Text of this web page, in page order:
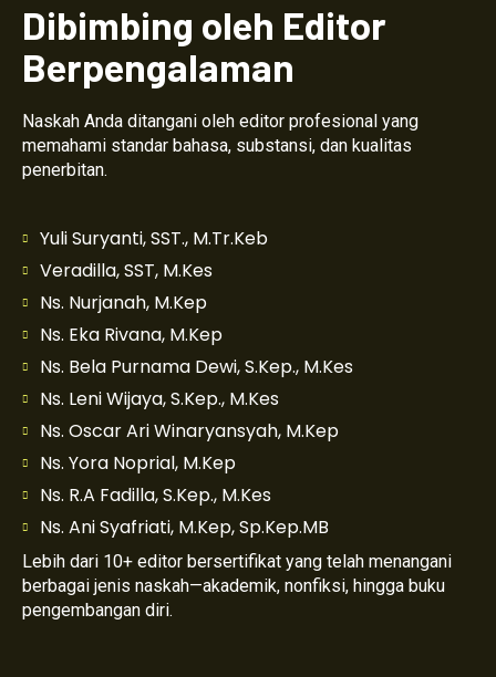
Dibimbing oleh Editor
Berpengalaman
Naskah Anda ditangani oleh editor profesional yang
memahami standar bahasa, substansi, dan kualitas
penerbitan.
Yuli Suryanti, SST., M.Tr.Keb
Veradilla, SST, M.Kes
Ns. Nurjanah, M.Kep
Ns. Eka Rivana, M.Kep
Ns. Bela Purnama Dewi, S.Kep., M.Kes
Ns. Leni Wijaya, S.Kep., M.Kes
Ns. Oscar Ari Winaryansyah, M.Kep
Ns. Yora Noprial, M.Kep
Ns. R.A Fadilla, S.Kep., M.Kes
Ns. Ani Syafriati, M.Kep, Sp.Kep.MB
Lebih dari 10+ editor bersertifikat yang telah menangani
berbagai jenis naskah—akademik, nonfiksi, hingga buku
pengembangan diri.